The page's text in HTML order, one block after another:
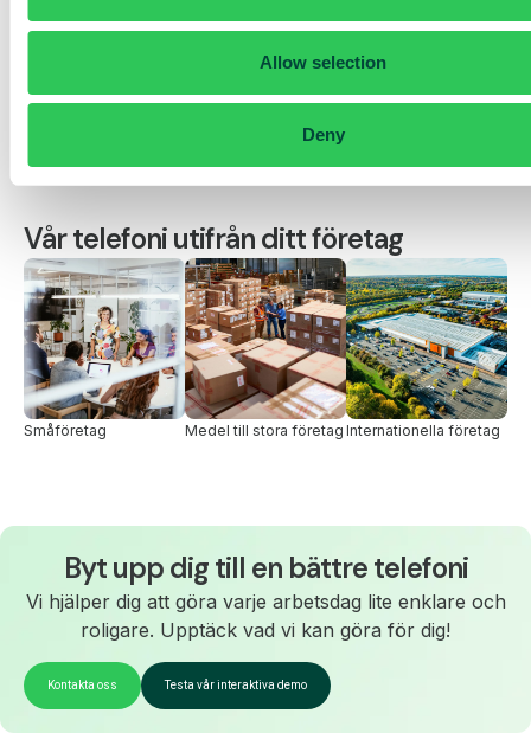
Allow selection
Deny
IT Support Sälj
Vår telefoni utifrån ditt företag
Småföretag Medel till stora företag Internationella företag
Byt upp dig till en bättre telefoni
Vi hjälper dig att göra varje arbetsdag lite enklare och
roligare. Upptäck vad vi kan göra för dig!
Kontakta oss Testa vår interaktiva demo